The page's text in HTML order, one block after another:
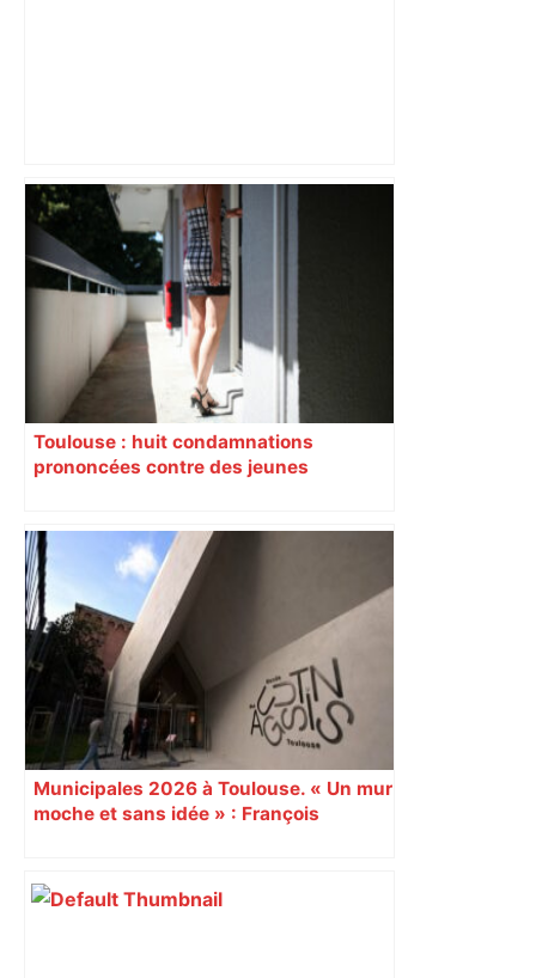
« C’est une histoire de fous » : près de
Toulouse, un cobra venimeux repéré
dans une ville fait fermer toutes les
écoles – parismatch.com
Toulouse : huit condamnations
prononcées contre des jeunes
Municipales 2026 à Toulouse. « Un mur
moche et sans idée » : François
Augustins